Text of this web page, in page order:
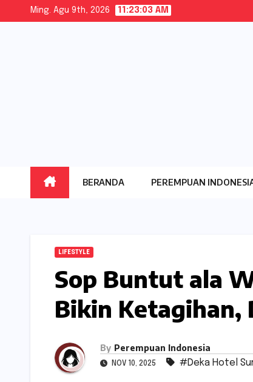
Ming. Agu 9th, 2026 11:23:04 AM
BERANDA PEREMPUAN
LIFESTYLE
Sop Buntut ala
Bikin Ketagihan,
By Perempuan Indonesia
NOV 10, 2025 #Deka Hotel